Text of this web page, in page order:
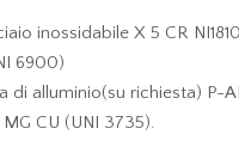
inossidabile X 5 CR NI1810
6900)
di alluminio(su richiesta) P-
MG CU (UNI 3735).